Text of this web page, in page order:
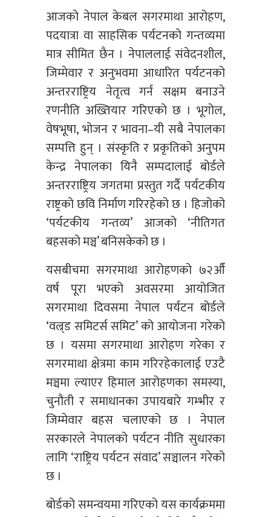
आजको नेपाल केबल सगरमाथा आरोहण,
पदयात्रा वा साहसिक पर्यटनको गन्तव्यमा
मात्र सीमित छैन । नेपाललाई संवेदनशील,
जिम्मेवार र अनुभवमा आधारित पर्यटनको
अन्तरराष्ट्रिय नेतृत्व गर्न सक्षम बनाउने
रणनीति अख्तियार गरिएको छ । भूगोल,
वेषभूषा, भोजन र भावना–यी सबै नेपालका
सम्पत्ति हुन् । संस्कृति र प्रकृतिको अनुपम
केन्द्र नेपालका यिनै सम्पदालाई बोर्डले
अन्तरराष्ट्रिय जगतमा प्रस्तुत गर्दै पर्यटकीय
राष्ट्रको छवि निर्माण गरिरहेको छ । हिजोको
‘पर्यटकीय गन्तव्य’ आजको ‘नीतिगत
बहसको मञ्च’ बनिसकेको छ ।
यसबीचमा सगरमाथा आरोहणको ७२औँ
वर्ष पूरा भएको अवसरमा आयोजित
सगरमाथा दिवसमा नेपाल पर्यटन बोर्डले
‘वल्र्ड समिटर्स समिट’ को आयोजना गरेको
छ । यसमा सगरमाथा आरोहण गरेका र
सगरमाथा क्षेत्रमा काम गरिरहेकालाई एउटै
मञ्चमा ल्याएर हिमाल आरोहणका समस्या,
चुनौती र समाधानका उपायबारे गम्भीर र
जिम्मेवार बहस चलाएको छ । नेपाल
सरकारले नेपालको पर्यटन नीति सुधारका
लागि ‘राष्ट्रिय पर्यटन संवाद’ सञ्चालन गरेको
छ ।
बोर्डको समन्वयमा गरिएको यस कार्यक्रममा